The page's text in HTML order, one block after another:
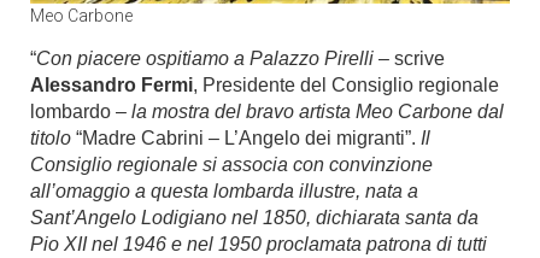
Meo Carbone
“Con piacere ospitiamo a Palazzo Pirelli – scrive
Alessandro Fermi, Presidente del Consiglio regionale
lombardo – la mostra del bravo artista Meo Carbone dal
titolo “Madre Cabrini – L’Angelo dei migranti”. Il
Consiglio regionale si associa con convinzione
all’omaggio a questa lombarda illustre, nata a
Sant’Angelo Lodigiano nel 1850, dichiarata santa da
Pio XII nel 1946 e nel 1950 proclamata patrona di tutti